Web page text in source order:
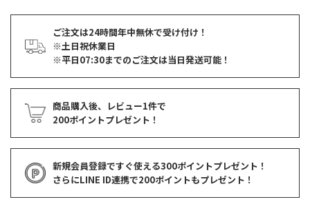
ご注文は24時間年中無休で受け付け！
※土日祝休業日
※平日07:30までのご注文は当日発送可能！
商品購入後、レビュー1件で
200ポイントプレゼント！
新規会員登録ですぐ使える300ポイントプレゼント！
さらにLINE ID連携で200ポイントもプレゼント！